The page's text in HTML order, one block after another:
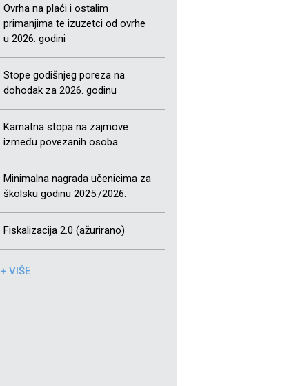
Ovrha na plaći i ostalim
primanjima te izuzetci od ovrhe
u 2026. godini
Stope godišnjeg poreza na
dohodak za 2026. godinu
Kamatna stopa na zajmove
između povezanih osoba
Minimalna nagrada učenicima za
školsku godinu 2025./2026.
Fiskalizacija 2.0 (ažurirano)
+ VIŠE